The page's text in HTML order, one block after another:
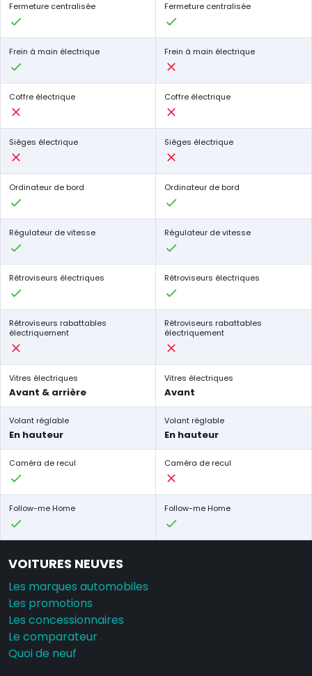
Fermeture centralisée Fermeture centralisée
Frein à main électrique Frein à main électrique
Coffre électrique Coffre électrique
Sièges électrique Sièges électrique
Ordinateur de bord Ordinateur de bord
Régulateur de vitesse Régulateur de vitesse
Rétroviseurs électriques Rétroviseurs électriques
Rétroviseurs rabattables
électriquement
Rétroviseurs rabattables
électriquement
Vitres électriques
Avant & arrière
Vitres électriques
Avant
Volant réglable
En hauteur
Volant réglable
En hauteur
Caméra de recul Caméra de recul
Follow-me Home Follow-me Home
VOITURES NEUVES
Les marques automobiles
Les promotions
Les concessionnaires
Le comparateur
Quoi de neuf